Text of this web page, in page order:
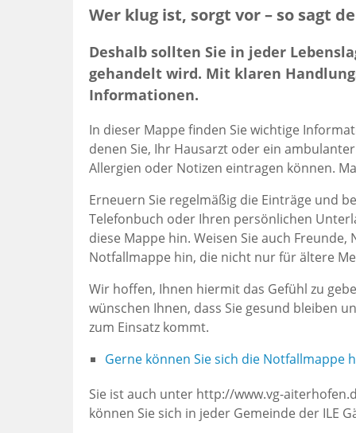
Wer klug ist, sorgt vor – so sagt
Deshalb sollten Sie in jeder
gehandelt wird. Mit klaren
Informationen.
In dieser Mappe finden Sie wichtige
denen Sie, Ihr Hausarzt oder ein
Allergien oder Notizen eintragen können.
Erneuern Sie regelmäßig die Einträge und
Telefonbuch oder Ihren persönlichen
diese Mappe hin. Weisen Sie auch
Notfallmappe hin, die nicht nur für ältere
Wir hoffen, Ihnen hiermit das Gefühl zu
wünschen Ihnen, dass Sie gesund bleiben
zum Einsatz kommt.
Gerne können Sie sich die Notfallmappe
Sie ist auch unter http://www.vg-
können Sie sich in jeder Gemeinde der ILE